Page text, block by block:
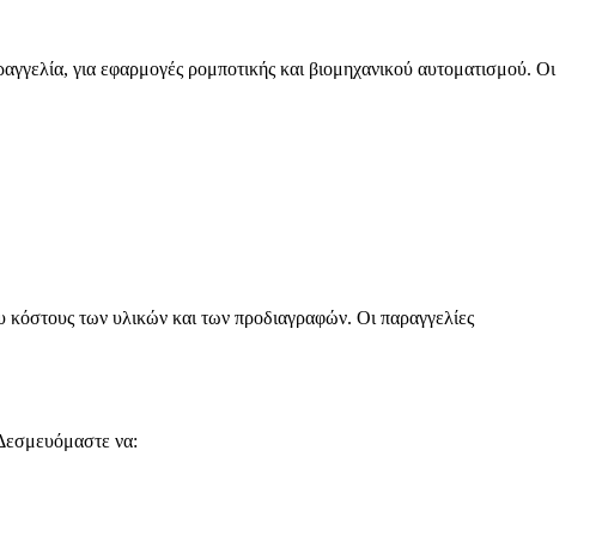
για εφαρμογές ρομποτικής και βιομηχανικού αυτοματισμού. Οι
κόστους των υλικών και των προδιαγραφών. Οι παραγγελίες
να: